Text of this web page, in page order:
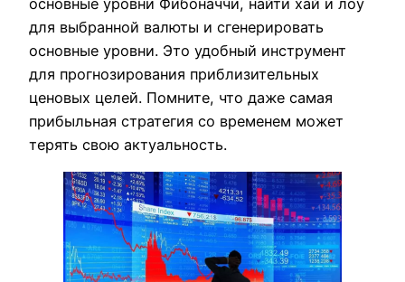
основные уровни Фибоначчи, найти хай и лоу
для выбранной валюты и сгенерировать
основные уровни. Это удобный инструмент
для прогнозирования приблизительных
ценовых целей. Помните, что даже самая
прибыльная стратегия со временем может
терять свою актуальность.